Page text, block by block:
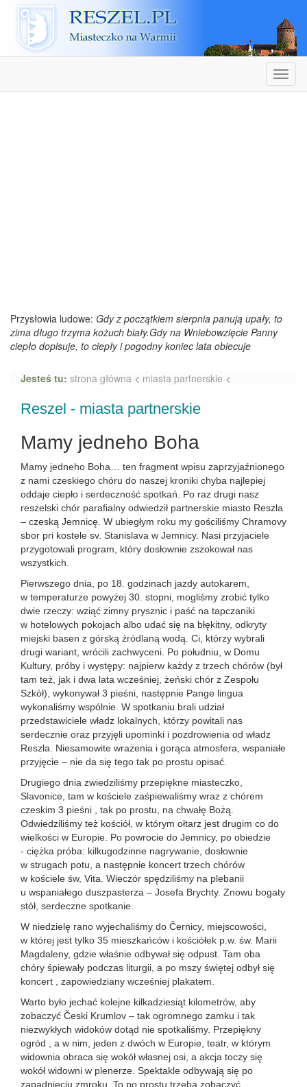
Reszel
Przysłowia ludowe: Gdy z początkiem sierpnia panują upały, to
zima długo trzyma kożuch biały.Gdy na Wniebowzięcie Panny
ciepło dopisuje, to ciepły i pogodny koniec lata obiecuje
Jesteś tu: strona główna < miasta partnerskie <
Reszel - miasta partnerskie
Mamy jedneho Boha
Mamy jedneho Boha… ten fragment wpisu zaprzyjaźnionego
z nami czeskiego chóru do naszej kroniki chyba najlepiej
oddaje ciepło i serdeczność spotkań. Po raz drugi nasz
reszelski chór parafialny odwiedził partnerskie miasto Reszla
– czeską Jemnicę. W ubiegłym roku my gościliśmy Chramovy
sbor pri kostele sv. Stanislava w Jemnicy. Nasi przyjaciele
przygotowali program, który dosłownie zszokował nas
wszystkich.
Pierwszego dnia, po 18. godzinach jazdy autokarem,
w temperaturze powyżej 30. stopni, mogliśmy zrobić tylko
dwie rzeczy: wziąć zimny prysznic i paść na tapczaniki
w hotelowych pokojach albo udać się na błękitny, odkryty
miejski basen z górską źródlaną wodą. Ci, którzy wybrali
drugi wariant, wrócili zachwyceni. Po południu, w Domu
Kultury, próby i występy: najpierw każdy z trzech chórów (był
tam też, jak i dwa lata wcześniej, żeński chór z Zespołu
Szkół), wykonywał 3 pieśni, następnie Pange lingua
wykonaliśmy wspólnie. W spotkaniu brali udział
przedstawiciele władz lokalnych, którzy powitali nas
serdecznie oraz przyjęli upominki i pozdrowienia od władz
Reszla. Niesamowite wrażenia i gorąca atmosfera, wspaniałe
przyjęcie – nie da się tego tak po prostu opisać.
Drugiego dnia zwiedziliśmy przepiękne miasteczko,
Slavonice, tam w kościele zaśpiewaliśmy wraz z chórem
czeskim 3 pieśni , tak po prostu, na chwałę Bożą.
Odwiedziliśmy też kościół, w którym ołtarz jest drugim co do
wielkości w Europie. Po powrocie do Jemnicy, po obiedzie
- ciężka próba: kilkugodzinne nagrywanie, dosłownie
w strugach potu, a następnie koncert trzech chórów
w kościele św, Vita. Wieczór spędziliśmy na plebanii
u wspaniałego duszpasterza – Josefa Brychty. Znowu bogaty
stół, serdeczne spotkanie.
W niedzielę rano wyjechaliśmy do Černicy, miejscowości,
w której jest tylko 35 mieszkańców i kościółek p.w. św. Marii
Magdaleny, gdzie właśnie odbywał się odpust. Tam oba
chóry śpiewały podczas liturgii, a po mszy świętej odbył się
koncert , zapowiedziany wcześniej plakatem.
Warto było jechać kolejne kilkadziesiąt kilometrów, aby
zobaczyć Česki Krumlov – tak ogromnego zamku i tak
niezwykłych widoków dotąd nie spotkaliśmy. Przepiękny
ogród , a w nim, jeden z dwóch w Europie, teatr, w którym
widownia obraca się wokół własnej osi, a akcja toczy się
wokół widowni w plenerze. Spektakle odbywają się po
zapadnięciu zmroku. To po prostu trzeba zobaczyć.